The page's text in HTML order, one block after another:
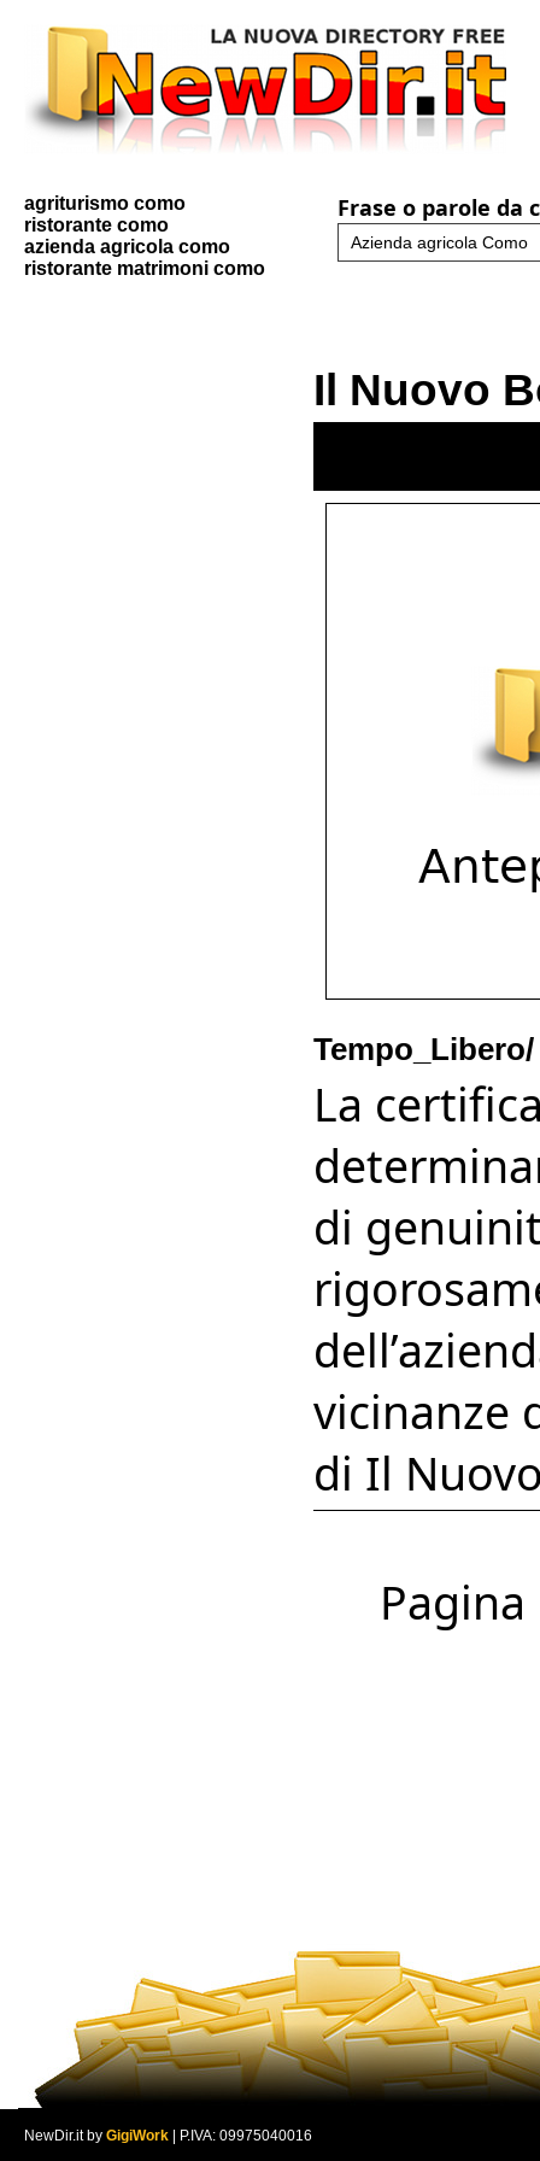
agriturismo como
ristorante como
azienda agricola como
ristorante matrimoni como
Frase o parole da
Il Nuovo
La
di
vicinanze
di Il
NewDir.it by GigiWork | P.IVA: 09975040016